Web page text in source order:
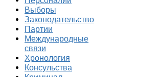
Выборы
Законодательство
Партии
Международные
связи
Хронология
Консульства